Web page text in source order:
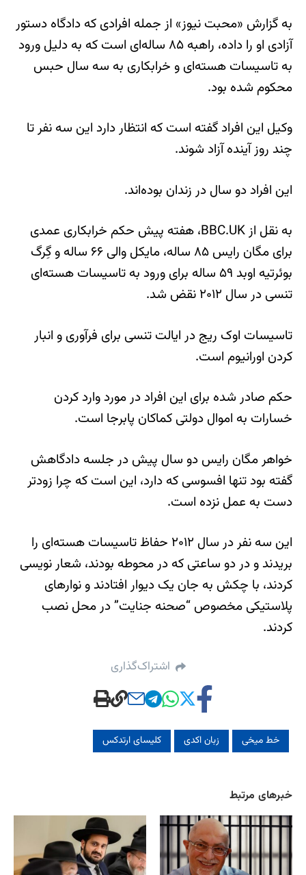
به گزارش «محبت نیوز» از جمله افرادی که دادگاه دستور
آزادی او را داده، راهبه ۸۵ ساله‌ای است که به دلیل ورود
به تاسیسات هسته‌ای و خرابکاری به سه سال حبس
محکوم شده بود.
وکیل این افراد گفته است که انتظار دارد این سه نفر تا
چند روز آینده آزاد شوند.
این افراد دو سال در زندان بوده‌اند.
به نقل از BBC.UK، هفته پیش حکم خرابکاری عمدی
برای مگان رایس ۸۵ ساله، مایکل والی ۶۶ ساله و گِرگ
بوئرتیه اوبد ۵۹ ساله برای ورود به تاسیسات هسته‌ای
تنسی در سال ۲۰۱۲ نقض شد.
تاسیسات اوک ریج در ایالت تنسی برای فرآوری و انبار
کردن اورانیوم است.
حکم صادر شده برای این افراد در مورد وارد کردن
خسارات به اموال دولتی کماکان پابرجا است.
خواهر مگان رایس دو سال پیش در جلسه دادگاهش
گفته بود تنها افسوسی که دارد، این است که چرا زودتر
دست به عمل نزده است.
این سه نفر در سال ۲۰۱۲ حفاظ تاسیسات هسته‌ای را
بریدند و در دو ساعتی که در محوطه بودند، شعار نویسی
کردند، با چکش به جان یک دیوار افتادند و نوارهای
پلاستیکی مخصوص “صحنه جنایت” در محل نصب
کردند.
اشتراک‌گذاری
خط میخی زبان اکدی کلیسای ارتدکس
خبرهای مرتبط